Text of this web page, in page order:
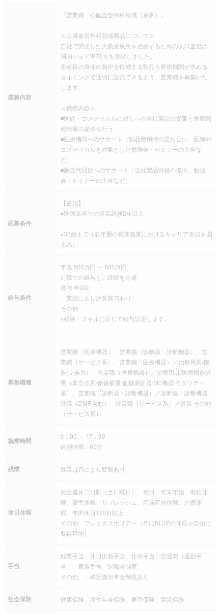
業務内容
『営業職＿心臓血管外科領域（東京）』
≪心臓血管外科領域製品について≫
自社で開発した大動脈疾患を治療するための人口血管は
国内シェア率70％を突破しました。
患者様の身体の負担を軽減する製品を医療機関が求める
タイミングで適切に販売できるよう、営業職を募集いた
します。
≪職務内容≫
■医師・コメディカルに対しへの当社製品の提案と医療関
連情報の提供を行う
■医療機関へのサポート（製品使用時の立ち会い、医師や
コメディカルを対象とした勉強会・セミナーの主催な
ど）
■販売代理店へのサポート（当社製品情報の提供、勉強
会・セミナーの主催など）
応募条件
【必須】
●医療業界での営業経験2年以上
※35歳まで（若年層の長期就業におけるキャリア形成を図
る為）
給与条件
年収 500万円 ～ 800万円
前職での給与とご経験を考慮
賞与 年2回
業績により決算賞与あり
その他
※経験・スキルに応じて給与設定します。
募集職種
営業職（医療機器）、営業職（診断薬・診断機器）、営
業職（サービス系）、営業職（医療機器）／治療用具/機
器(立会系）、営業職（医療機器）／治療用具/医療機器営
業（非立会系/創傷被覆/血糖測定器/ME機器/モダリティ
系）、営業職（診断薬・診断機器）／診断薬・診断機器
営業（DMR含む）、営業職（サービス系）／営業 その他
（サービス系）
就業時間
9：00 ～ 17：30
休憩時間：60分
残業 残業は月により変動あり
休日休暇
完全週休二日制（土日曜日）、祝日、年末年始、有給休
暇、慶弔休暇、リフレッシュ、産前産後休暇、介護休
暇、年間休日120日以上
その他 フレックスホリデー（年に5日間の休暇を自由に
取得可能）
手当
残業手当、休日出勤手当、住宅手当、交通費（通勤手
当）、家族手当、退職金制度
その他 ・確定拠出年金制度あり
社会保険 健康保険、厚生年金保険、雇用保険、労災保険